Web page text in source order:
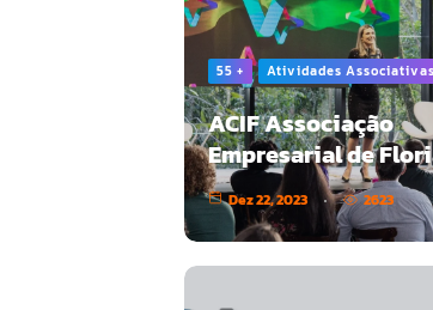
55 + Atividades Associativas
ACIF Associação
Empresarial de
Dez 22, 2023 2623